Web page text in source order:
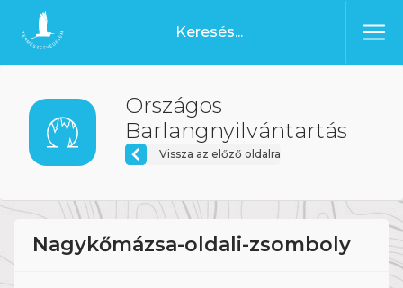
Ugrás a tartalomhoz
Főoldal
Országos
Barlangnyilvántartás
Vissza az előző oldalra
Nagykőmázsa-oldali-zsomboly